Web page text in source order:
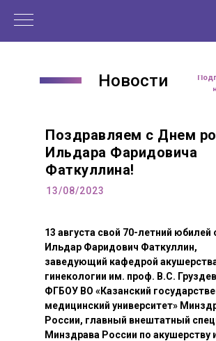
Новости
Поздравляем с Днем
Ильдара Фаридовича
Фаткуллина!
13/08/2023
Med.Studio.
13 августа свой 70-летний юбилей
Ильдар Фаридович Фаткуллин,
заведующий кафедрой
гинекологии им. проф. В.С.
ФГБОУ ВО «Казанский
медицинский университет»
России, главный внештатный
Минздрава России по акушерству